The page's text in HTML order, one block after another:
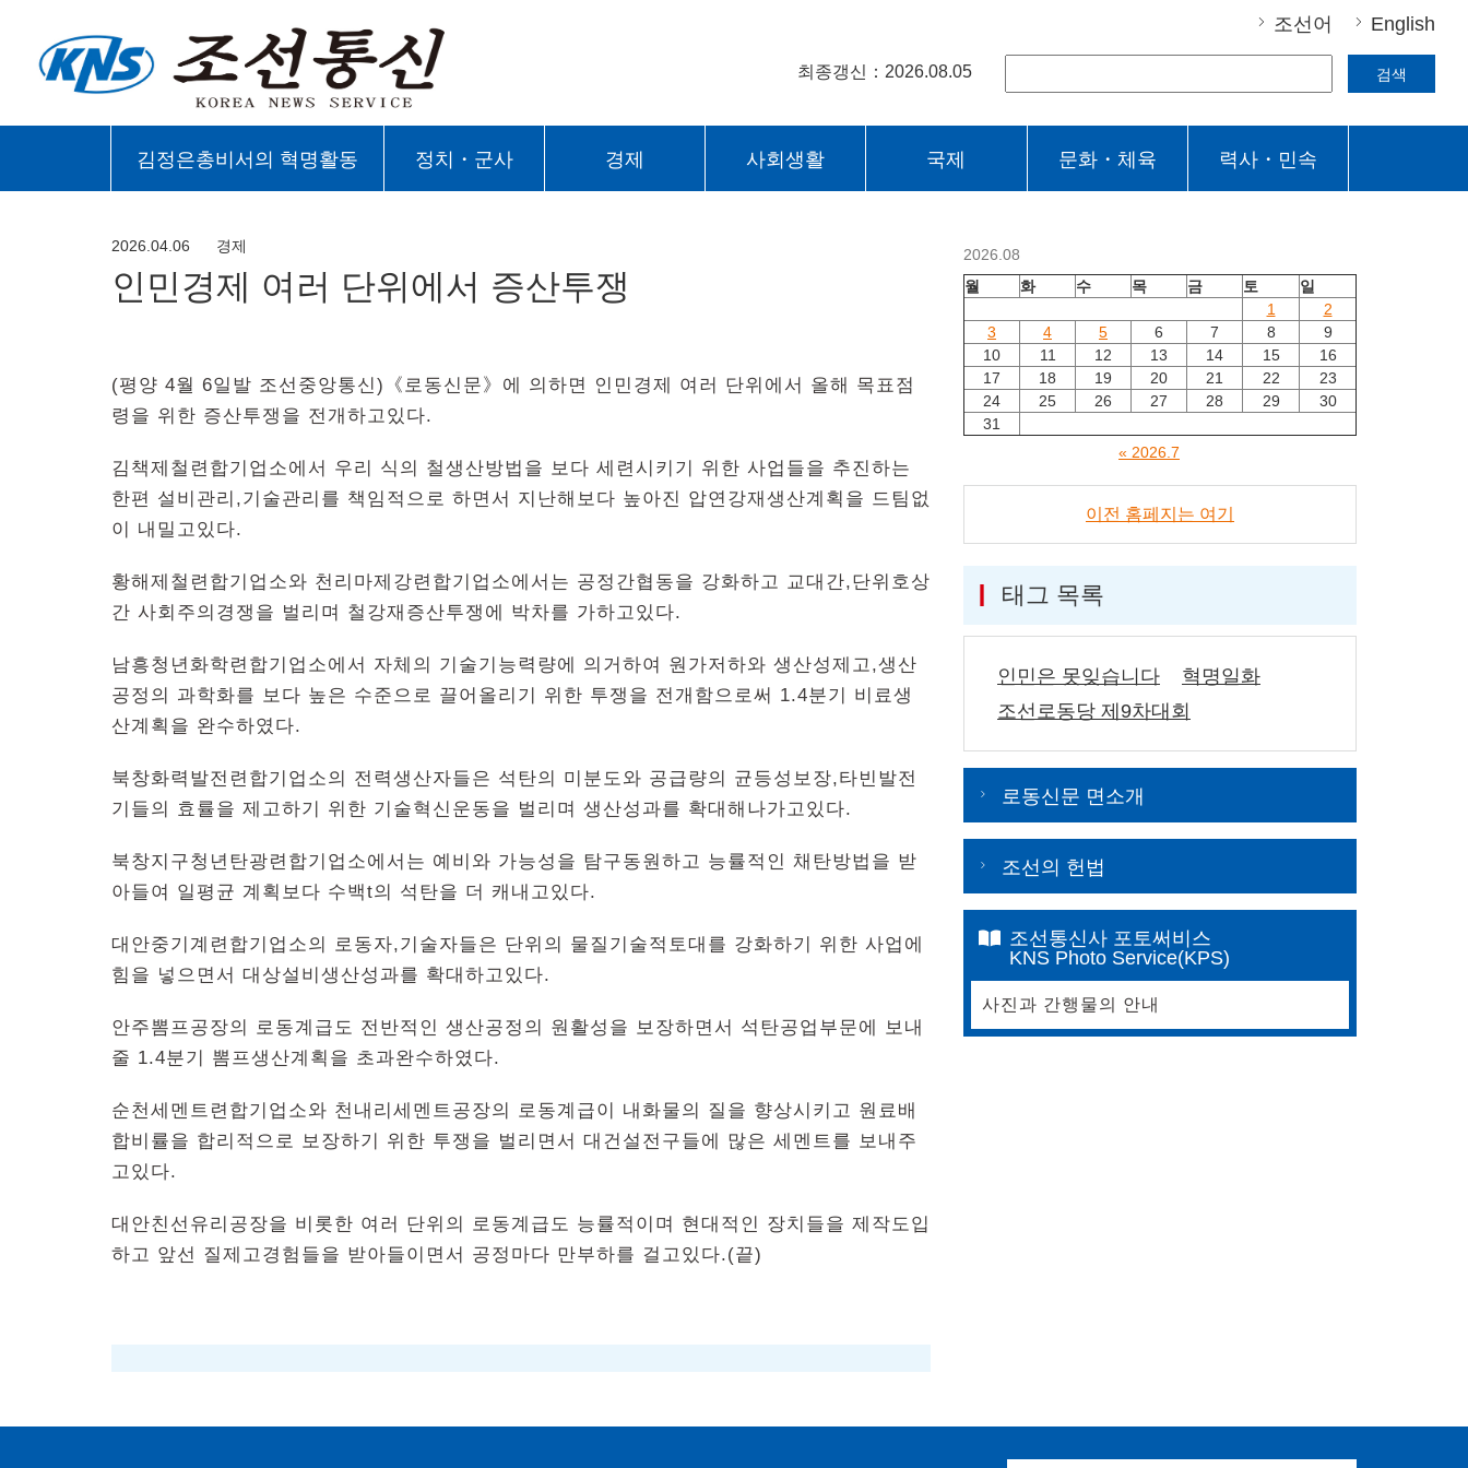
조선어 English
최종갱신：2026.08.05 검색
김정은총비서의 혁명활동 정치・군사 경제 사회생활 국제 문화・체육 력사・민속
2026.04.06 경제
인민경제 여러 단위에서 증산투쟁
(평양 4월 6일발 조선중앙통신)《로동신문》에 의하면 인민경제 여러 단위에서 올해 목표점
령을 위한 증산투쟁을 전개하고있다.
김책제철련합기업소에서 우리 식의 철생산방법을 보다 세련시키기 위한 사업들을 추진하는
한편 설비관리,기술관리를 책임적으로 하면서 지난해보다 높아진 압연강재생산계획을 드팀없
이 내밀고있다.
황해제철련합기업소와 천리마제강련합기업소에서는 공정간협동을 강화하고 교대간,단위호상
간 사회주의경쟁을 벌리며 철강재증산투쟁에 박차를 가하고있다.
남흥청년화학련합기업소에서 자체의 기술기능력량에 의거하여 원가저하와 생산성제고,생산
공정의 과학화를 보다 높은 수준으로 끌어올리기 위한 투쟁을 전개함으로써 1.4분기 비료생
산계획을 완수하였다.
북창화력발전련합기업소의 전력생산자들은 석탄의 미분도와 공급량의 균등성보장,타빈발전
기들의 효률을 제고하기 위한 기술혁신운동을 벌리며 생산성과를 확대해나가고있다.
북창지구청년탄광련합기업소에서는 예비와 가능성을 탐구동원하고 능률적인 채탄방법을 받
아들여 일평균 계획보다 수백t의 석탄을 더 캐내고있다.
대안중기계련합기업소의 로동자,기술자들은 단위의 물질기술적토대를 강화하기 위한 사업에
힘을 넣으면서 대상설비생산성과를 확대하고있다.
안주뽐프공장의 로동계급도 전반적인 생산공정의 원활성을 보장하면서 석탄공업부문에 보내
줄 1.4분기 뽐프생산계획을 초과완수하였다.
순천세멘트련합기업소와 천내리세멘트공장의 로동계급이 내화물의 질을 향상시키고 원료배
합비률을 합리적으로 보장하기 위한 투쟁을 벌리면서 대건설전구들에 많은 세멘트를 보내주
고있다.
대안친선유리공장을 비롯한 여러 단위의 로동계급도 능률적이며 현대적인 장치들을 제작도입
하고 앞선 질제고경험들을 받아들이면서 공정마다 만부하를 걸고있다.(끝)
2026.08
월
화 수 목 금 토
일
1
2
3
4 5 6 7 8
9
10
11 12 13 14 15
16
17
18 19 20 21 22
23
24
25 26 27 28 29
30
31
« 2026.7
이전 홈페지는 여기
태그 목록
인민은 못잊습니다
혁명일화
조선로동당 제9차대회
로동신문 면소개
조선의 헌법
조선통신사 포토써비스
KNS Photo Service(KPS)
사진과 간행물의 안내